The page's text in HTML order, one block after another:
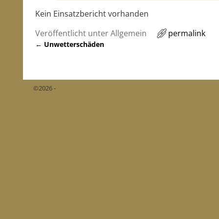
Kein Einsatzbericht vorhanden
Veröffentlicht unterAllgemein permalink
← Unwetterschäden
©2026 -